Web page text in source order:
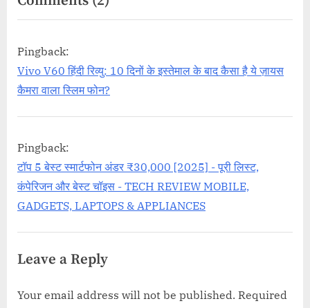
“Vivo
बनाम
V6E:
तुलना
|
कौन
सा
7,000
Pingback:
Vivo V60 हिंदी रिव्यु: 10 दिनों के इस्तेमाल के बाद कैसा है ये ज़ायस
कैमरा वाला स्लिम फोन?
Pingback:
टॉप 5 बेस्ट स्मार्टफोन अंडर ₹30,000 [2025] - पूरी लिस्ट,
कंपेरिजन और बेस्ट चॉइस - TECH REVIEW MOBILE,
GADGETS, LAPTOPS & APPLIANCES
Leave a Reply
Your email address will not be published. Required